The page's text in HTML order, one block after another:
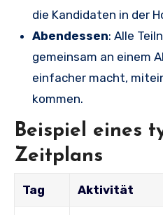
die Kandidaten in der
Abendessen: Alle
gemeinsam an einem
einfacher macht,
kommen.
Beispiel eines
Zeitplans
Tag Aktivität